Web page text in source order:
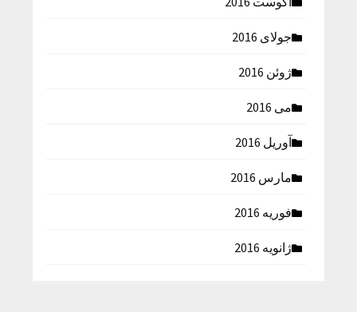
جولای 2016
ژوئن 2016
می 2016
آوریل 2016
مارس 2016
فوریه 2016
ژانویه 2016